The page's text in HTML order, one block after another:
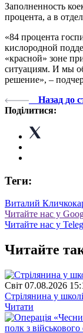
Заполненность
процента, а в
«84 процента
кислородной
«красной» зоне
ситуациям. И мы
решение», –
Назад до
Поділитися:
Теги:
Виталий Кличко
Читайте нас у
Читайте нас у
Читайте
Свiт 07.08.2026
Стрілянина у
Читати